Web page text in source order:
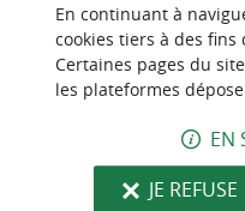
Les Mardis d'Urrugne
En continuant à
cookies tiers à des fins
Certaines pages du
les plateformes
EN
JE REFUSE